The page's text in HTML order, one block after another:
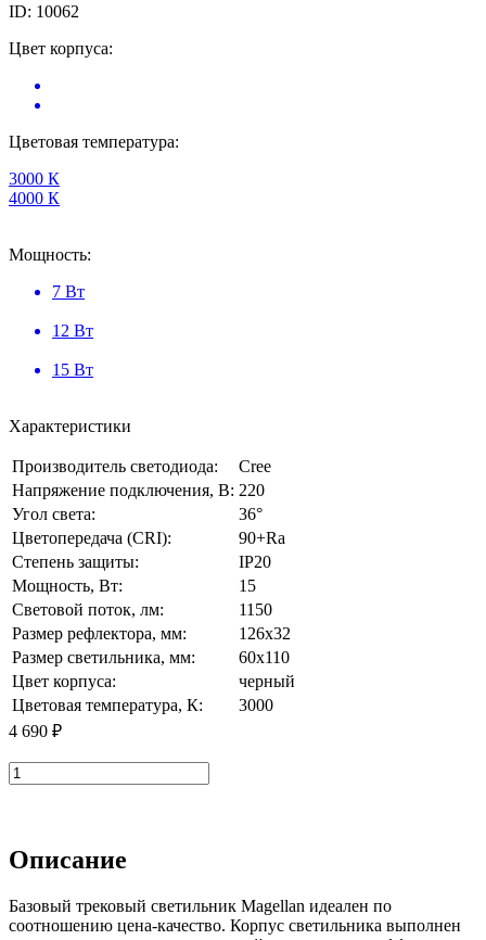
ID: 10062
Цвет корпуса:
Цветовая температура:
3000 К
4000 К
Мощность:
7 Вт
12 Вт
15 Вт
Характеристики
Производитель светодиода:
Cree
Напряжение подключения, В: 220
Угол света:
36°
Цветопередача (CRI):
90+Ra
Степень защиты:
IP20
Мощность, Вт:
15
Световой поток, лм:
1150
Размер рефлектора, мм:
126x32
Размер cветильника, мм:
60x110
Цвет корпуса:
черный
Цветовая температура, К:
3000
4 690 ₽
Описание
Базовый трековый светильник Magellan идеален по
соотношению цена-качество. Корпус светильника выполнен